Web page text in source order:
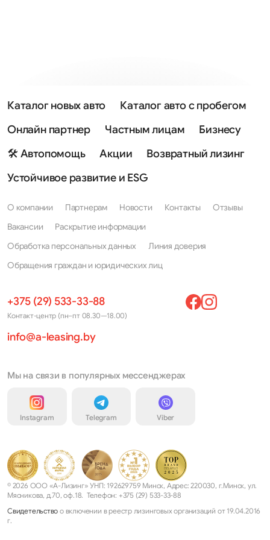
Каталог новых авто
Каталог авто с пробегом
Онлайн партнер
Частным лицам
Бизнесу
🛠 Автопомощь
Акции
Возвратный лизинг
Устойчивое развитие и ESG
О компании Партнерам Новости Контакты
Отзывы
Вакансии
Раскрытие информации
Обработка персональных данных
Линия доверия
Обращения граждан и юридических лиц
+375 (29) 533-33-88
Контакт-центр (пн–пт 08.30—18.00)
info@a-leasing.by
Мы на связи в популярных мессенджерах
Instagram Telegram Viber
© 2026 ООО «А-Лизинг» УНП: 192629759 Минск, Адрес: 220030, г.Минск, ул.
Мясникова, д.70, оф.18. Телефон: +375 (29) 533-33-88
Свидетельство о включении в реестр лизинговых организаций от 19.04.2016
г.